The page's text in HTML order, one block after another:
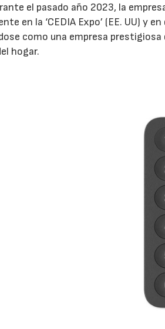
el pasado año 2023, la
en la ‘CEDIA Expo’ (EE. UU) y
como una empresa
hogar.